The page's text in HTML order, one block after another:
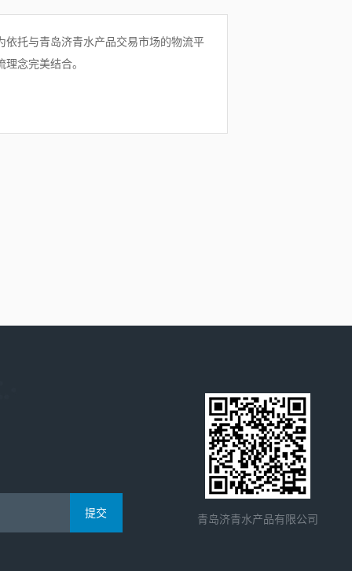
依托与青岛济青水产品交易市场的物流平
念完美结合。
青岛济青水产品有限公司